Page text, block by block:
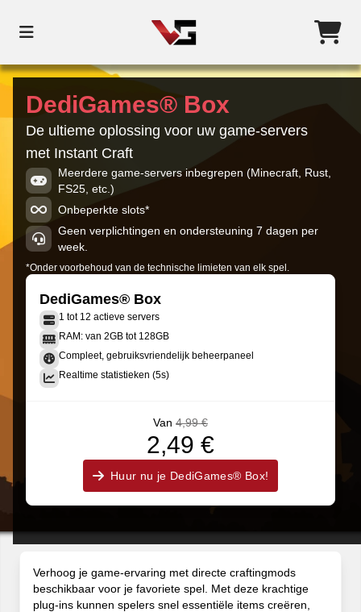
DediGames® Box
De ultieme oplossing voor uw game-servers
met Instant Craft
Meerdere game-servers inbegrepen (Minecraft, Rust,
FS25, etc.)
Onbeperkte slots*
Geen verplichtingen en ondersteuning 7 dagen per
week.
*Onder voorbehoud van de technische limieten van elk spel.
DediGames® Box
1 tot 12 actieve servers
RAM: van 2GB tot 128GB
Compleet, gebruiksvriendelijk beheerpaneel
Realtime statistieken (5s)
Van 4,99 €
2,49 €
Huur nu je DediGames® Box!
Verhoog je game-ervaring met directe craftingmods
beschikbaar voor je favoriete spel. Met deze krachtige
plug-ins kunnen spelers snel essentiële items creëren,